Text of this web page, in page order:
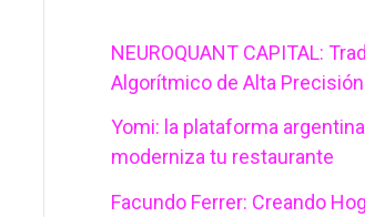
a
r
p
NEUROQUANT CAPITAL:
Algorítmico de Alta Precisión
Yomi: la plataforma
moderniza tu restaurante
Facundo Ferrer: Creando